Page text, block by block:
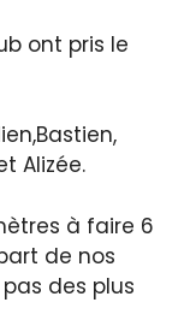
ont pris le
Alizée.
à faire 6
de nos
des plus